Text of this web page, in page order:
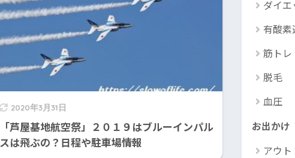
2020年3月31日
「芦屋基地航空祭」２０１９はブルーインパル
スは飛ぶの？日程や駐車場情報
ダイエ
有酸素
筋トレ
脱毛
血圧
お出かけ
アウト